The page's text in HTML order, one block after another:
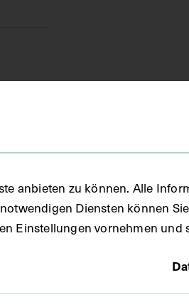
anbieten zu können. Alle
Diensten können
Einstellungen vornehmen und